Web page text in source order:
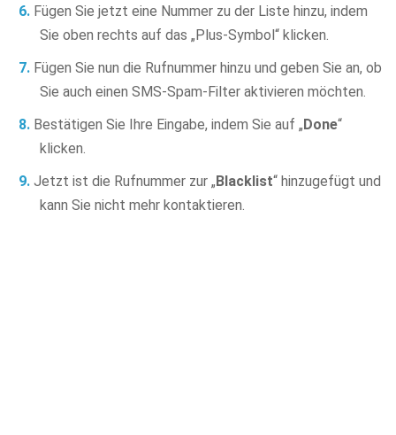
Fügen Sie jetzt eine Nummer zu der Liste hinzu, indem
Sie oben rechts auf das „Plus-Symbol“ klicken.
Fügen Sie nun die Rufnummer hinzu und geben Sie an, ob
Sie auch einen SMS-Spam-Filter aktivieren möchten.
Bestätigen Sie Ihre Eingabe, indem Sie auf „Done“
klicken.
Jetzt ist die Rufnummer zur „Blacklist“ hinzugefügt und
kann Sie nicht mehr kontaktieren.